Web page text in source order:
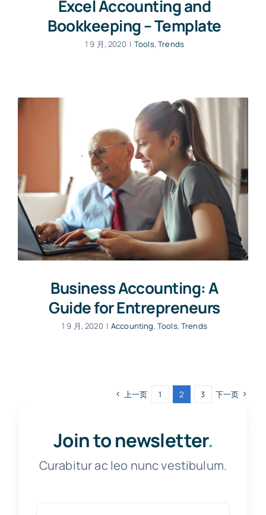
Join to newsletter.
Curabitur ac leo nunc vestibulum.
Excel Accounting and
Bookkeeping – Template
1 9 月, 2020 | Tools,Trends
Business Accounting: A
Guide for Entrepreneurs
1 9 月, 2020 | Accounting, Tools,Trends
上一页 1 2 3 下一页